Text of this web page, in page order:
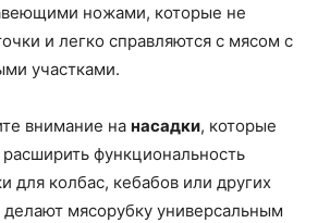
ножами, которые не
и легко справляются с мясом с
участками.
внимание на насадки, которые
функциональность
для колбас, кебабов или других
мясорубку универсальным